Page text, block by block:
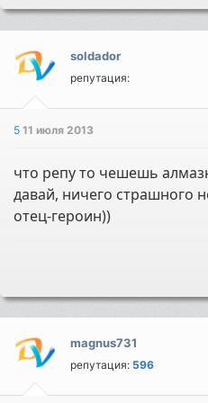
soldador
репутация:
511 июля 2013
что репу то чешешь
давай, ничего страшного
отец-героин))
magnus731
репутация: 596